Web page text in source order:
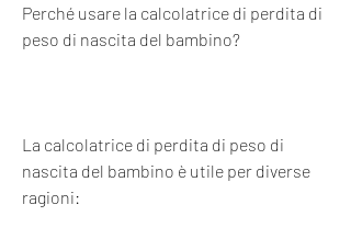
Perché usare la calcolatrice di perdita di
peso di nascita del bambino?
La calcolatrice di perdita di peso di
nascita del bambino è utile per diverse
ragioni: